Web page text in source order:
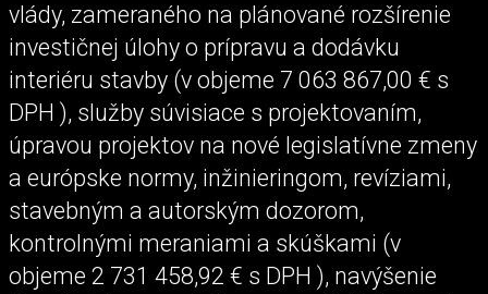
vlády, zameraného na plánované rozšírenie
investičnej úlohy o prípravu a dodávku
interiéru stavby (v objeme 7 063 867,00 € s
DPH ), služby súvisiace s projektovaním,
úpravou projektov na nové legislatívne zmeny
a európske normy, inžinieringom, revíziami,
stavebným a autorským dozorom,
kontrolnými meraniami a skúškami (v
objeme 2 731 458,92 € s DPH ), navýšenie